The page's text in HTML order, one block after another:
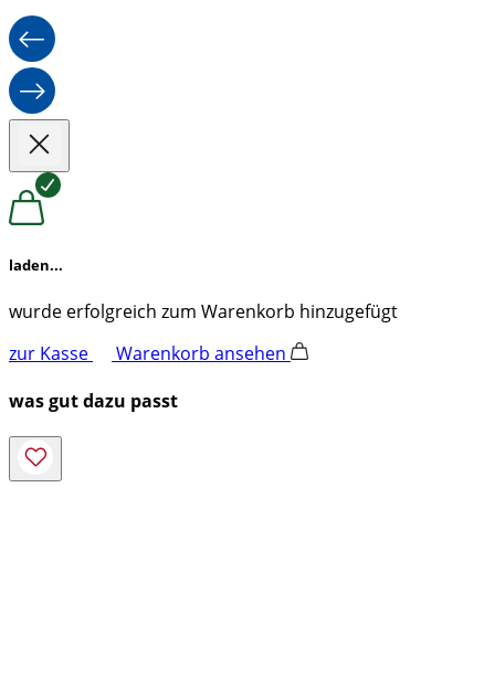
laden...
wurde erfolgreich zum Warenkorb hinzugefügt
zur Kasse
Warenkorb ansehen
was gut dazu passt